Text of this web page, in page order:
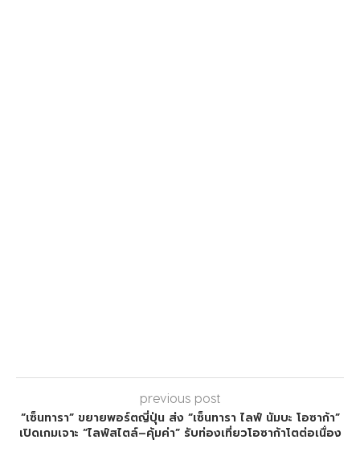
previous post
“เซ็นทารา” ขยายพอร์ตญี่ปุ่น ส่ง “เซ็นทารา ไลฟ์ นัมบะ โอซาก้า”
เปิดเกมเจาะ “ไลฟ์สไตล์–คุ้มค่า” รับท่องเที่ยวโอซาก้าโตต่อเนื่อง